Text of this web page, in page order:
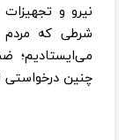
نیرو و
شرطی که مردم
می‌ایستادیم؛
چنین درخواستی